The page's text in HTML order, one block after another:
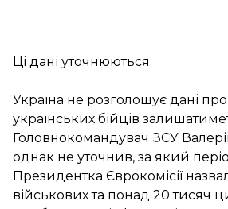
Ці дані уточнюються.
Україна не розголошує дані
українських бійців
Головнокомандувач ЗСУ
однак не уточнив, за який
Президентка Єврокомісії
військових та понад 20 тисяч